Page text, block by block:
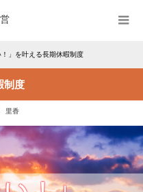
！」を叶える長期休暇制度
制度
里香